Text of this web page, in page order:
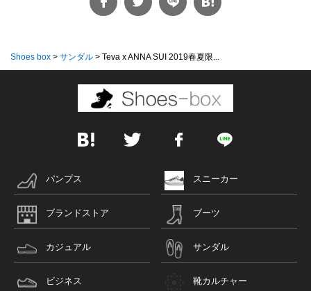
Shoes box > サンダル > Teva x ANNA SUI 2019春夏限...
パンプス スニーカー
ブランドストア ブーツ
カジュアル サンダル
ビジネス 靴カルチャー